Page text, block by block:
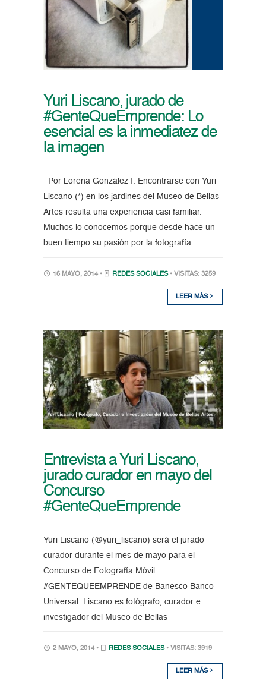
Yuri Liscano, jurado de
#GenteQueEmprende: Lo
esencial es la inmediatez de
la imagen
Por Lorena González I. Encontrarse con Yuri
Liscano (*) en los jardines del Museo de Bellas
Artes resulta una experiencia casi familiar.
Muchos lo conocemos porque desde hace un
buen tiempo su pasión por la fotografía
16 MAYO, 2014 • REDES SOCIALES • VISITAS: 3259
LEER MÁS
Entrevista a Yuri Liscano,
jurado curador en mayo del
Concurso
#GenteQueEmprende
Yuri Liscano (@yuri_liscano) será el jurado
curador durante el mes de mayo para el
Concurso de Fotografía Móvil
#GENTEQUEEMPRENDE de Banesco Banco
Universal. Liscano es fotógrafo, curador e
investigador del Museo de Bellas
2 MAYO, 2014 • REDES SOCIALES • VISITAS: 3919
LEER MÁS